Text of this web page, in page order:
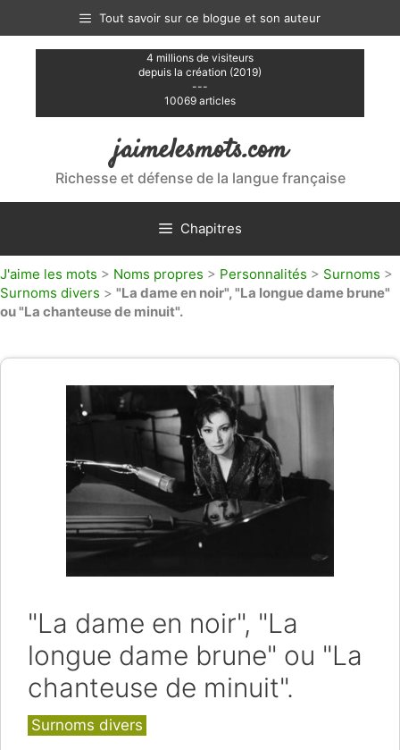
contenu
Tout savoir sur ce blogue et son auteur
4 millions de visiteurs
depuis la création (2019)
---
10069 articles
jaimelesmots.com
Richesse et défense de la langue française
Chapitres
J'aime les mots > Noms propres > Personnalités > Surnoms >
Surnoms divers > "La dame en noir", "La longue dame brune"
ou "La chanteuse de minuit".
"La dame en noir", "La
longue dame brune" ou "La
chanteuse de minuit".
Catégories
Surnoms divers